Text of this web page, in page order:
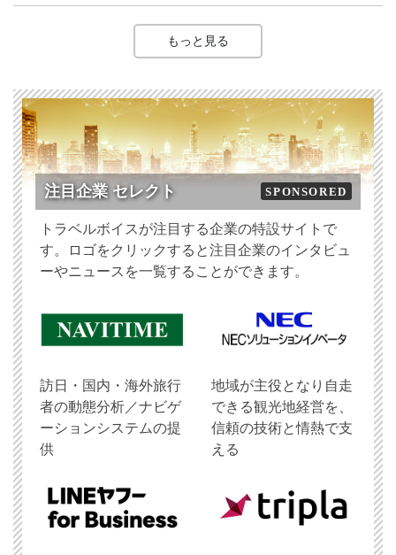
もっと見る
注目企業 セレクト SPONSORED
トラベルボイスが注目する企業の特設サイトで
す。ロゴをクリックすると注目企業のインタビュ
ーやニュースを一覧することができます。
訪日・国内・海外旅行
者の動態分析／ナビゲ
ーションシステムの提
供
地域が主役となり自走
できる観光地経営を、
信頼の技術と情熱で支
える